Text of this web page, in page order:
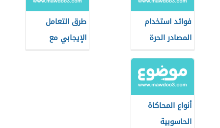
فوائد استخدام
المصادر الحرة
طرق التعامل
الإيجابي مع
وسائل الاتصال
أنواع المحاكاة
الحاسوبية